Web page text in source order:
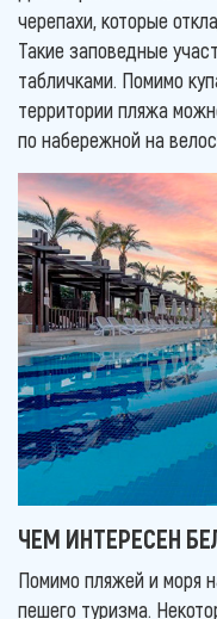
черепахи, которые
Такие заповедные
табличками. Помимо
территории пляжа
по набережной на
ЧЕМ ИНТЕРЕСЕН
Помимо пляжей и моря
пешего туризма.